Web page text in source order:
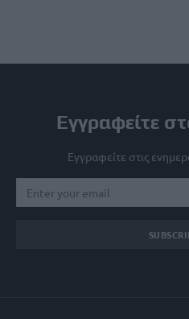
Εγγραφείτε
Εγγραφείτε στις